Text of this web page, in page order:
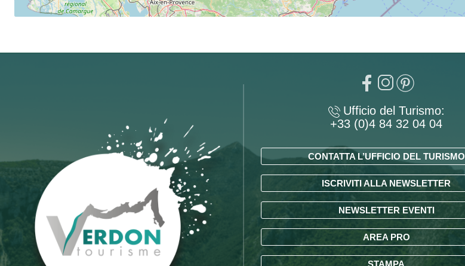
Ufficio del Turismo:
+33 (0)4 84 32 04 04
CONTATTA L’UFFICIO DEL TURISMO
ISCRIVITI ALLA NEWSLETTER
NEWSLETTER EVENTI
AREA PRO
STAMPA